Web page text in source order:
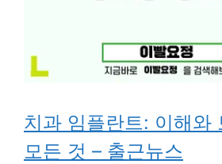
치과 임플란트: 이해와
모든 것 – 출근뉴스